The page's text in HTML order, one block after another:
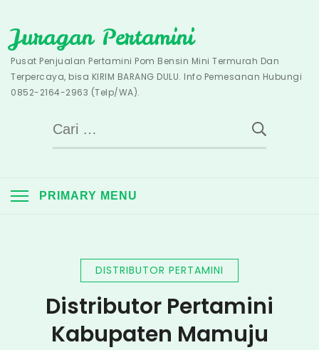
to
content
Juragan Pertamini
Pusat Penjualan Pertamini Pom Bensin Mini Termurah Dan
Terpercaya, bisa KIRIM BARANG DULU. Info Pemesanan Hubungi
0852-2164-2963 (Telp/WA).
Cari
untuk:
PRIMARY MENU
DISTRIBUTOR PERTAMINI
Distributor Pertamini
Kabupaten Mamuju